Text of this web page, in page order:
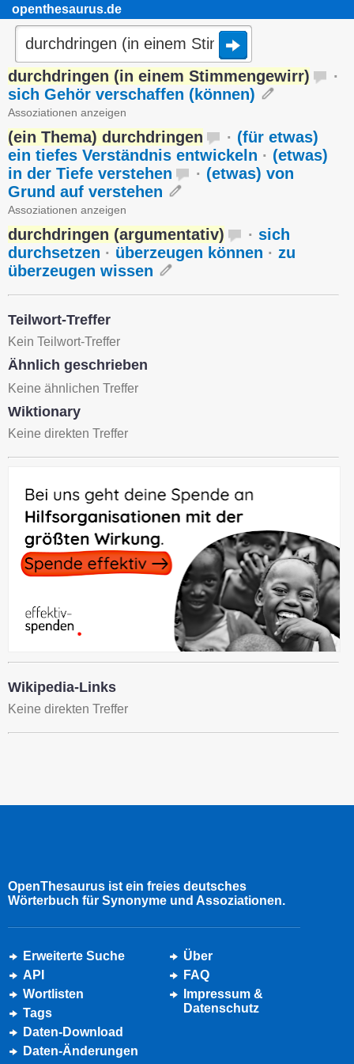
openthesaurus.de
durchdringen (in einem Stimmengewirr)
·
sich Gehör verschaffen (können)
Assoziationen anzeigen
(ein Thema) durchdringen · (für etwas)
ein tiefes Verständnis entwickeln · (etwas)
in der Tiefe verstehen
· (etwas) von
Grund auf verstehen
Assoziationen anzeigen
durchdringen (argumentativ) · sich
durchsetzen · überzeugen können · zu
überzeugen wissen
Teilwort-Treffer
Kein Teilwort-Treffer
Ähnlich geschrieben
Keine ähnlichen Treffer
Wiktionary
Keine direkten Treffer
Wikipedia-Links
Keine direkten Treffer
OpenThesaurus ist ein freies deutsches
Wörterbuch für Synonyme und Assoziationen.
Erweiterte Suche
API
Wortlisten
Tags
Daten-Download
Daten-Änderungen
Über
FAQ
Impressum &
Datenschutz